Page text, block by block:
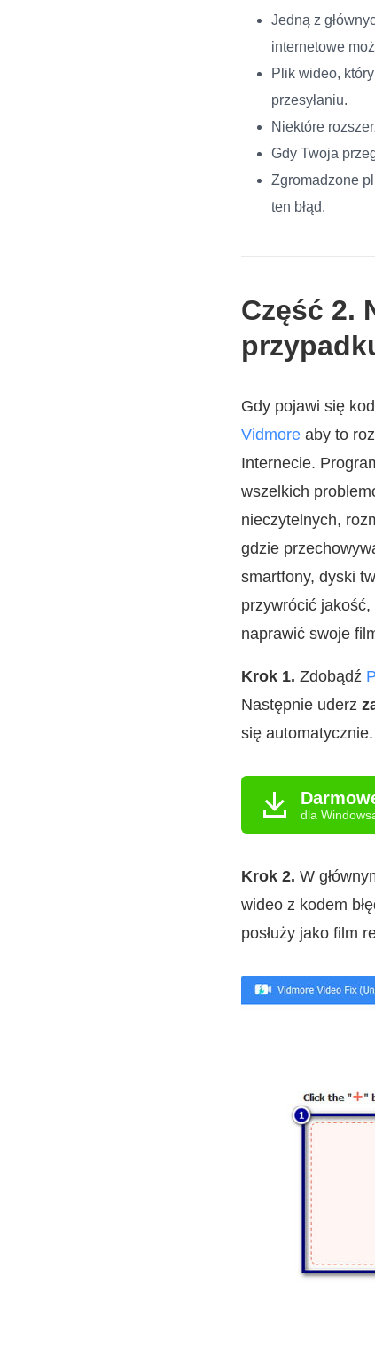
Jedną z
internetowe
Plik wideo,
przesyłaniu.
Niektóre
Gdy Twoja
Zgromadzone
ten błąd.
Część 2.
Gdy pojawi się
Vidmore aby to
Internecie.
wszelkich
nieczytelnych,
gdzie
smartfony, dyski
przywrócić
naprawić swoje
Krok 1. Zdobądź
Następnie uderz
się automatycznie.
dla
Krok 2. W
wideo z kodem
posłuży jako film